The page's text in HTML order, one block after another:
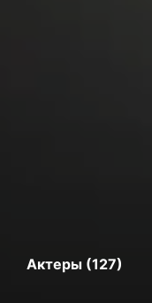
Актеры (127)